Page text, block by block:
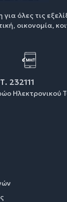
όλες τις
οικονομία,
232111
Ηλεκτρονικού